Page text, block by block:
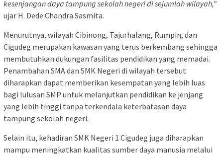
kesenjangan daya tampung sekolah negeri di sejumlah wilayah,”
ujar H. Dede Chandra Sasmita.
Menurutnya, wilayah Cibinong, Tajurhalang, Rumpin, dan
Cigudeg merupakan kawasan yang terus berkembang sehingga
membutuhkan dukungan fasilitas pendidikan yang memadai.
Penambahan SMA dan SMK Negeri di wilayah tersebut
diharapkan dapat memberikan kesempatan yang lebih luas
bagi lulusan SMP untuk melanjutkan pendidikan ke jenjang
yang lebih tinggi tanpa terkendala keterbatasan daya
tampung sekolah negeri.
Selain itu, kehadiran SMK Negeri 1 Cigudeg juga diharapkan
mampu meningkatkan kualitas sumber daya manusia melalui